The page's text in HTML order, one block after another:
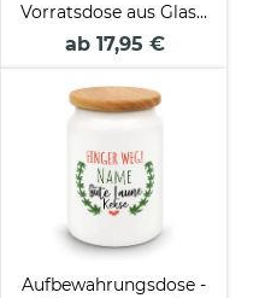
Vorratsdose aus Glas -
Eine Portion Glück -
Verschiedene Größen
ab 17,95 €
Aufbewahrungsdose -